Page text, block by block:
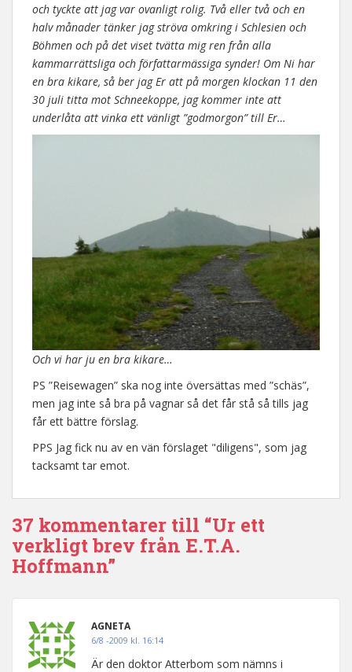
och tyckte att jag var ovanligt rolig. Två eller två och en
halv månader tänker jag ströva omkring i Schlesien och
Böhmen och på det viset tvätta mig ren från alla
kammarrättsliga och författarmässiga synder! Om Ni har
en bra kikare, så ber jag Er att på morgen klockan 11 den
30 juli titta mot Schneekoppe, jag kommer inte att
underlåta att vinka ett vänligt ”godmorgon” till Er…
Och vi har ju en bra kikare…
PS ”Reisewagen” ska nog inte översättas med ”schäs”,
men jag inte så bra på vagnar så det får stå så tills jag
får ett bättre förslag.
PPS Jag fick nu av en vän förslaget "diligens", som jag
tacksamt tar emot.
37 kommentarer till “Ur ett
verkligt brev från E.T.A.
Hoffmann”
AGNETA
6/8 -2009 kl. 16:14
Är den doktor Atterbom som nämns i